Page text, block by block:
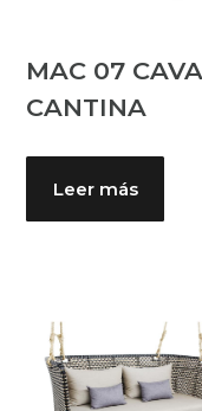
MAC 07 CAVA
CANTINA
Leer más